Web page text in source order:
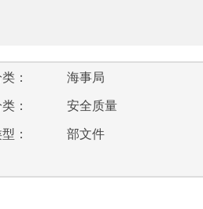
：
海事局
：
安全质量
：
部文件